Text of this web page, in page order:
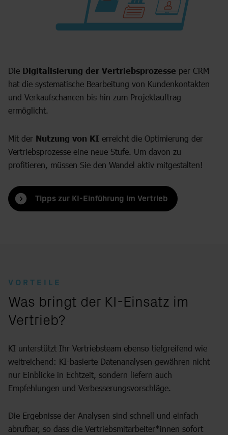
Die Digitalisierung der Vertriebsprozesse per CRM
hat die systematische Bearbeitung von Kundenkontakten
und Verkaufschancen bis hin zum Projektauftrag
ermöglicht.
Mit der Nutzung von KI erreicht die Optimierung der
Vertriebsprozesse eine neue Stufe. Um davon zu
profitieren, müssen Sie den Wandel aktiv mitgestalten!
Tipps zur KI-Einführung im Vertrieb
VORTEILE
:
Was bringt der KI-Einsatz im
Vertrieb?
KI unterstützt Ihr Vertriebsteam ebenso tiefgreifend wie
weitreichend: KI-basierte Datenanalysen gewähren nicht
nur Einblicke in Echtzeit, sondern liefern auch
Empfehlungen und Verbesserungsvorschläge.
Die Ergebnisse der Analysen sind schnell und einfach
abrufbar, so dass die Vertriebsmitarbeiter*innen sofort